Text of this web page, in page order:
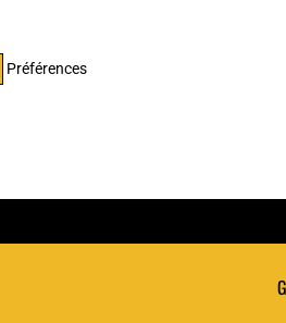
Préférences